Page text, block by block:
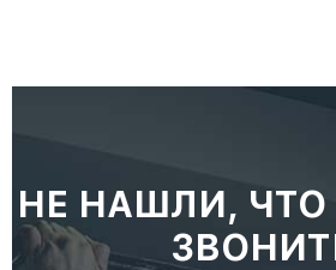
НЕ НАШЛИ, ЧТО